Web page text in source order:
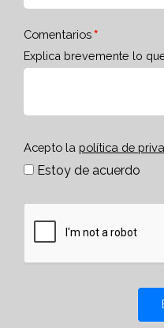
Comentarios
Explica brevemente lo
Acepto la política de
Estoy de acuerdo